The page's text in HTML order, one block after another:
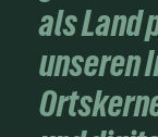
als Land
unseren